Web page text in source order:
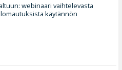
webinaari vaihtelevasta
käytännön